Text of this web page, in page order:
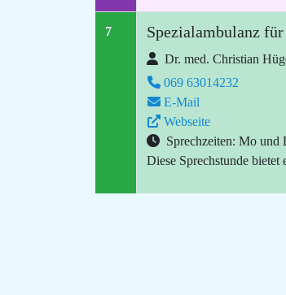
7 Spezialambulanz
Dr. med. Christian
069 63014232
E-Mail
Webseite
Sprechzeiten: Mo und
Diese Sprechstunde bietet